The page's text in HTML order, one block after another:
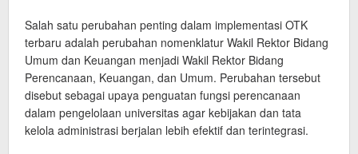
Salah satu perubahan penting dalam implementasi OTK
terbaru adalah perubahan nomenklatur Wakil Rektor Bidang
Umum dan Keuangan menjadi Wakil Rektor Bidang
Perencanaan, Keuangan, dan Umum. Perubahan tersebut
disebut sebagai upaya penguatan fungsi perencanaan
dalam pengelolaan universitas agar kebijakan dan tata
kelola administrasi berjalan lebih efektif dan terintegrasi.